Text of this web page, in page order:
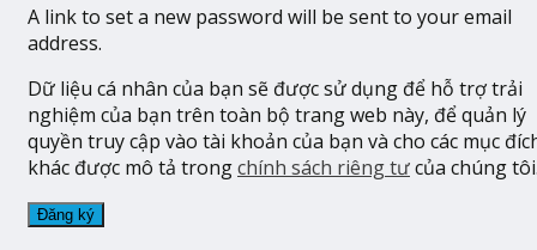
A link to set a new password will be sent to your email
address.
Dữ liệu cá nhân của bạn sẽ được sử dụng để hỗ trợ trải
nghiệm của bạn trên toàn bộ trang web này, để quản lý
quyền truy cập vào tài khoản của bạn và cho các mục
khác được mô tả trongchính sách riêng tưcủa chúng
Đăng ký